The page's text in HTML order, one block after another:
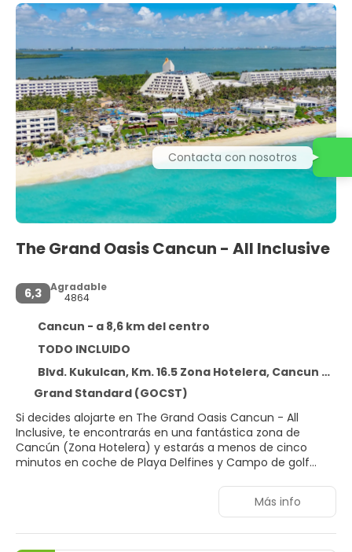
The Grand Oasis Cancun - All Inclusive
6,3
Agradable
4864
Cancun - a 8,6 km del centro
TODO INCLUIDO
Blvd. Kukulcan, Km. 16.5 Zona Hotelera, Cancun 77500
Grand Standard (GOCST)
Si decides alojarte en The Grand Oasis Cancun - All
Inclusive, te encontrarás en una fantástica zona de
Cancún (Zona Hotelera) y estarás a menos de cinco
minutos en coche de Playa Delfines y Campo de golf
incluido se encuentra a 3,5 km de Playas de la zona
Para un relax sin igual, nada como una visita al spa, que
Más info
Contacta con nosotros